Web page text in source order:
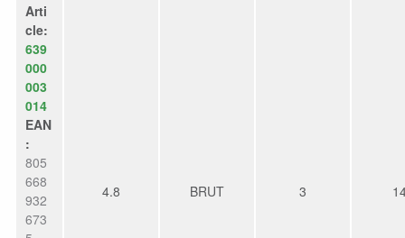
Arti
cle:
639
000
003
014
EAN
:
805
668
932
673
4.8 BRUT 3